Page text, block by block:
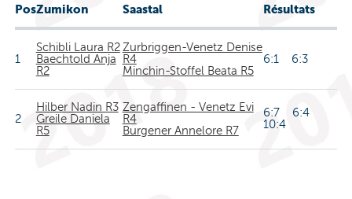
PosZumikon Saastal Résultats
1
Schibli Laura R2
Baechtold Anja
R2
Zurbriggen-Venetz Denise
R4
Minchin-Stoffel Beata R5
6:1 6:3
2
Hilber Nadin R3
Greile Daniela
R5
Zengaffinen - Venetz Evi
R4
Burgener Annelore R7
6:7 6:4
10:4